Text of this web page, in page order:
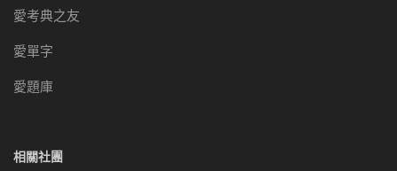
愛考典之友
愛單字
愛題庫
相關社團